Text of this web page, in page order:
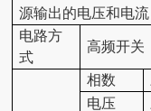
源输出的电压和电流
电路方
式
高频开关
相数
电压